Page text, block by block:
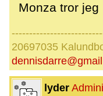
Monza tror jeg
20697035
lyder